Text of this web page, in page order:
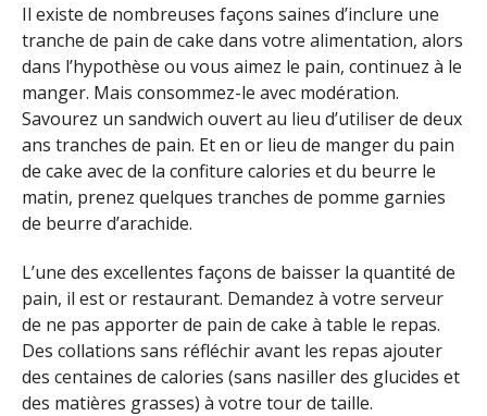
Il existe de nombreuses façons saines d’inclure une
tranche de pain de cake dans votre alimentation, alors
dans l’hypothèse ou vous aimez le pain, continuez à le
manger. Mais consommez-le avec modération.
Savourez un sandwich ouvert au lieu d’utiliser de deux
ans tranches de pain. Et en or lieu de manger du pain
de cake avec de la confiture calories et du beurre le
matin, prenez quelques tranches de pomme garnies
de beurre d’arachide.
L’une des excellentes façons de baisser la quantité de
pain, il est or restaurant. Demandez à votre serveur
de ne pas apporter de pain de cake à table le repas.
Des collations sans réfléchir avant les repas ajouter
des centaines de calories (sans nasiller des glucides et
des matières grasses) à votre tour de taille.